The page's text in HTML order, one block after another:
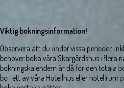
Viktig bokningsinformation!
Observera att du under vissa perioder,
behöver boka våra Skärgårdshus i flera
bokningskalendern är då för den totala
bo i ett av våra Hotellhus eller hotellrum